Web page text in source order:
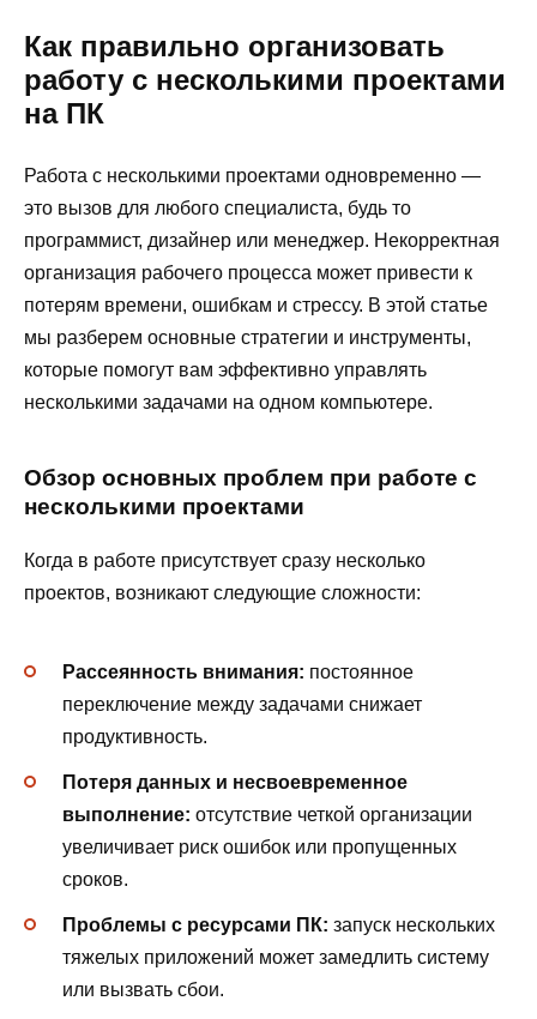
Как правильно организовать
работу с несколькими проектами
на ПК
Работа с несколькими проектами одновременно —
это вызов для любого специалиста, будь то
программист, дизайнер или менеджер. Некорректная
организация рабочего процесса может привести к
потерям времени, ошибкам и стрессу. В этой статье
мы разберем основные стратегии и инструменты,
которые помогут вам эффективно управлять
несколькими задачами на одном компьютере.
Обзор основных проблем при работе с
несколькими проектами
Когда в работе присутствует сразу несколько
проектов, возникают следующие сложности:
Рассеянность внимания: постоянное
переключение между задачами снижает
продуктивность.
Потеря данных и несвоевременное
выполнение: отсутствие четкой организации
увеличивает риск ошибок или пропущенных
сроков.
Проблемы с ресурсами ПК: запуск нескольких
тяжелых приложений может замедлить систему
или вызвать сбои.